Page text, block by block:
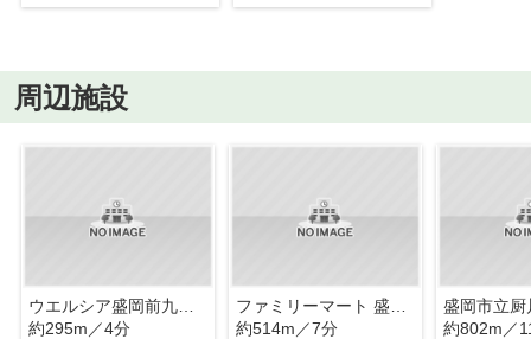
周辺施設
ウエルシア盛岡前九年店
約295m／4分
約514m／7分
盛岡市立厨
約802m／